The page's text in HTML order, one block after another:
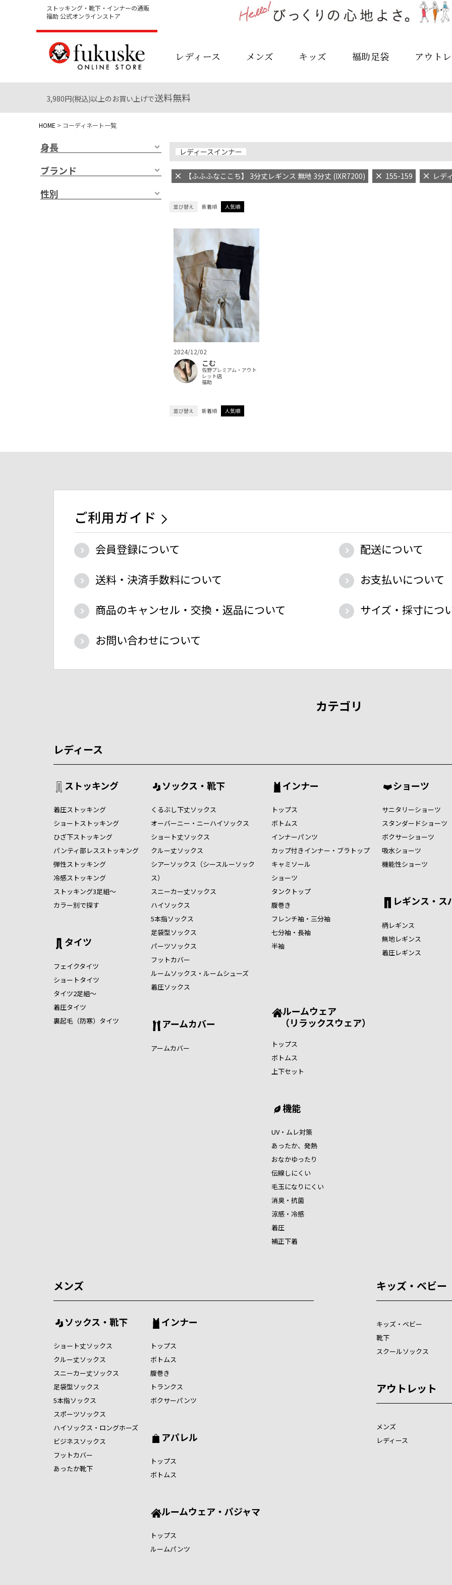
ストッキング・靴下・インナーの通販
福助 公式オンラインストア
レディース メンズ キッズ 福助足袋 アウト
3,980円(税込)以上のお買い上げで送料無料
HOME コーディネート一覧
身長
ブランド
性別
レディースインナー
【ふふふなここち】 3分丈レギンス 無地 3分丈 (IXR7200) 155-159 レデ
並び替え 新着順 人気順
2024/12/02
こむ
佐野プレミアム・アウト
レット店
福助
並び替え 新着順 人気順
ご利用ガイド
会員登録について
配送について
送料・決済手数料について
お支払いについて
商品のキャンセル・交換・返品について
サイズ・採寸につ
お問い合わせについて
カテゴリ
レディース
ストッキング
着圧ストッキング
ショートストッキング
ひざ下ストッキング
パンティ部レスストッキング
弾性ストッキング
冷感ストッキング
ストッキング3足組～
カラー別で探す
タイツ
フェイクタイツ
ショートタイツ
タイツ2足組～
着圧タイツ
裏起毛（防寒）タイツ
ソックス・靴下
くるぶし下丈ソックス
オーバーニー・ニーハイソックス
ショート丈ソックス
クルー丈ソックス
シアーソックス（シースルーソック
ス）
スニーカー丈ソックス
ハイソックス
5本指ソックス
足袋型ソックス
パーツソックス
フットカバー
ルームソックス・ルームシューズ
着圧ソックス
アームカバー
アームカバー
インナー
トップス
ボトムス
インナーパンツ
カップ付きインナー・ブラトップ
キャミソール
ショーツ
タンクトップ
腹巻き
フレンチ袖・三分袖
七分袖・長袖
半袖
ショーツ
サニタリーショーツ
スタンダードショーツ
ボクサーショーツ
吸水ショーツ
機能性ショーツ
レギンス・ス
柄レギンス
無地レギンス
着圧レギンス
ルームウェア
（リラックスウェア）
トップス
ボトムス
上下セット
機能
UV・ムレ対策
あったか、発熱
おなかゆったり
伝線しにくい
毛玉になりにくい
消臭・抗菌
涼感・冷感
着圧
補正下着
メンズ
ソックス・靴下
ショート丈ソックス
クルー丈ソックス
スニーカー丈ソックス
足袋型ソックス
5本指ソックス
スポーツソックス
ハイソックス・ロングホーズ
ビジネスソックス
フットカバー
あったか靴下
インナー
トップス
ボトムス
腹巻き
トランクス
ボクサーパンツ
アパレル
トップス
ボトムス
ルームウェア・パジャマ
トップス
ルームパンツ
キッズ・ベビー
キッズ・ベビー
靴下
スクールソックス
アウトレット
メンズ
レディース